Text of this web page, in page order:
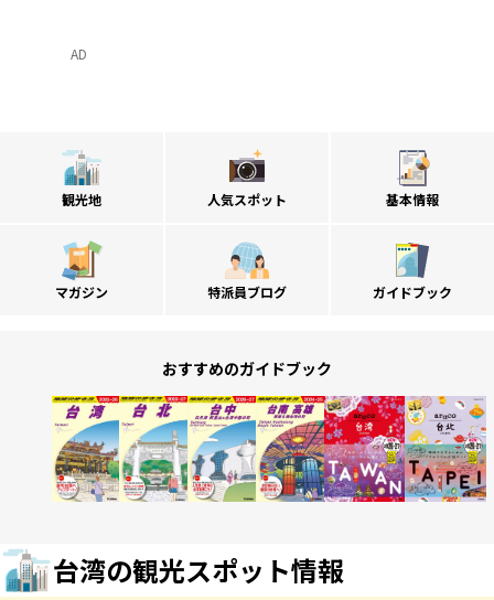
AD
観光地 人気スポット 基本情報
マガジン 特派員ブログ ガイドブック
おすすめのガイドブック
台湾の観光スポット情報